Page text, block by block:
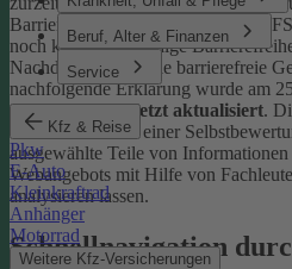
Beruf, Alter & Finanzen
Service
Kfz & Reise
Pkw
E-Auto
Kleinkraftrad
Anhänger
Motorrad
Weitere Kfz-Versicherungen
Barrierefreiheitsstärkungsgesetz
noch keine vollständige
Nachdruck daran, die barrierefreie
nachfolgende Erklärung wurde am
Januar 2026 zuletzt aktualisiert.
Wesentlichen auf einer
ausgewählte Teile von
Webangebots mit Hilfe von
analysieren lassen.
Schnellnavigation